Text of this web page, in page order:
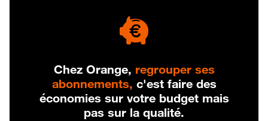
Chez Orange, regrouper ses
abonnements, c'est faire des
économies sur votre budget mais
pas sur la qualité.